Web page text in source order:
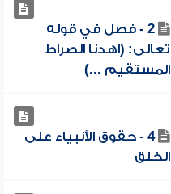
2 - فصل في قوله
تعالى: (اهدنا الصراط
المستقيم ...)
4 - حقوق الأنبياء على
الخلق